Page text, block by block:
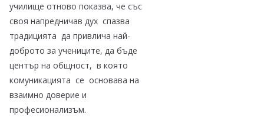
училище отново показва, че със
своя напредничав дух спазва
традицията да привлича най-
доброто за учениците, да бъде
център на общност, в която
комуникацията се основава на
взаимно доверие и
професионализъм.